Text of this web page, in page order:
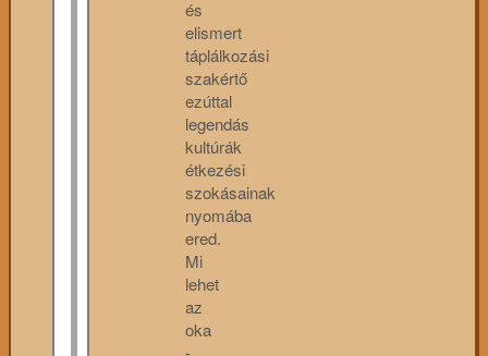
és
elismert
táplálkozási
szakértő
ezúttal
legendás
kultúrák
étkezési
szokásainak
nyomába
ered.
Mi
lehet
az
oka